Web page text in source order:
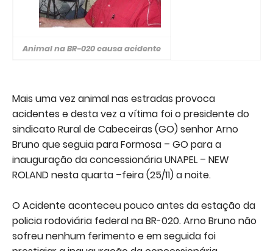
Animal na BR-020 causa acidente
Mais uma vez animal nas estradas provoca
acidentes e desta vez a vítima foi o presidente do
sindicato Rural de Cabeceiras (GO) senhor Arno
Bruno que seguia para Formosa – GO para a
inauguração da concessionária UNAPEL – NEW
ROLAND nesta quarta –feira (25/11) a noite.
O Acidente aconteceu pouco antes da estação da
policia rodoviária federal na BR-020. Arno Bruno não
sofreu nenhum ferimento e em seguida foi